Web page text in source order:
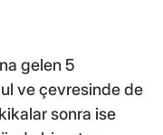
gelen 5
ve çevresinde de
sonra ise